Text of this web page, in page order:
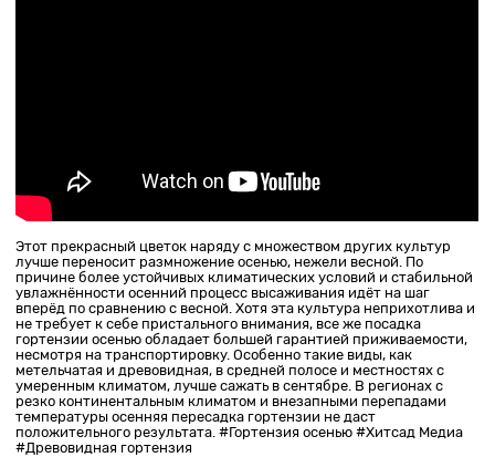
Этот прекрасный цветок наряду с множеством других культур
лучше переносит размножение осенью, нежели весной. По
причине более устойчивых климатических условий и стабильной
увлажнённости осенний процесс высаживания идёт на шаг
вперёд по сравнению с весной. Хотя эта культура неприхотлива и
не требует к себе пристального внимания, все же посадка
гортензии осенью обладает большей гарантией приживаемости,
несмотря на транспортировку. Особенно такие виды, как
метельчатая и древовидная, в средней полосе и местностях с
умеренным климатом, лучше сажать в сентябре. В регионах с
резко континентальным климатом и внезапными перепадами
температуры осенняя пересадка гортензии не даст
положительного результата. #Гортензия осенью #Хитсад Медиа
#Древовидная гортензия